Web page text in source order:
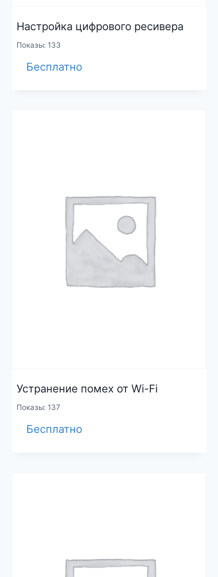
Настройка цифрового ресивера
Показы: 133
Бесплатно
Устранение помех от Wi-Fi
Показы: 137
Бесплатно